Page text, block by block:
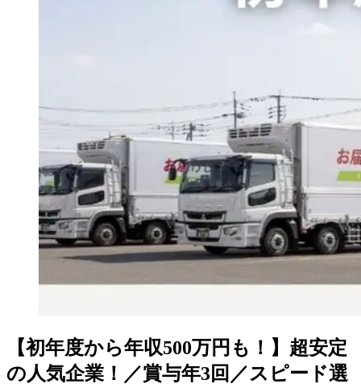
【初年度から年収500万円も！】超安定
の人気企業！／賞与年3回／スピード選